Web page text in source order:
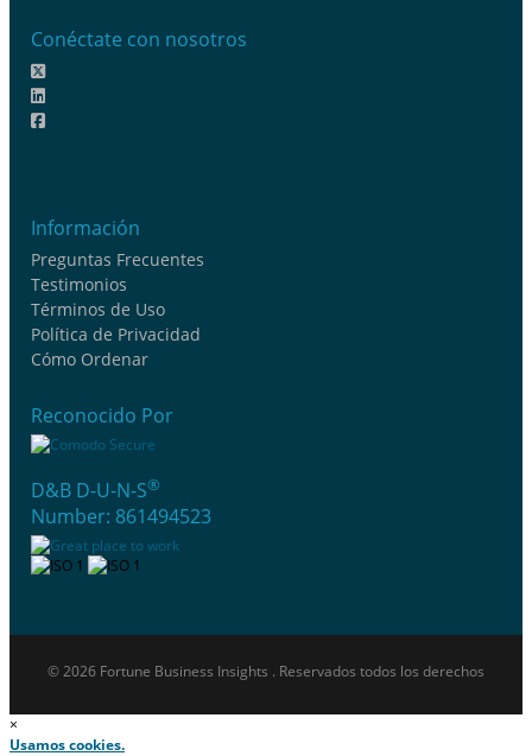
Conéctate con nosotros
Información
Preguntas Frecuentes
Testimonios
Términos de Uso
Política de Privacidad
Cómo Ordenar
Reconocido Por
D&B D-U-N-S®
Number: 861494523
© 2026 Fortune Business Insights . Reservados todos los derechos
×
Usamos cookies.